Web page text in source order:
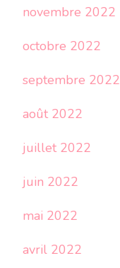
novembre 2022
octobre 2022
septembre 2022
août 2022
juillet 2022
juin 2022
mai 2022
avril 2022